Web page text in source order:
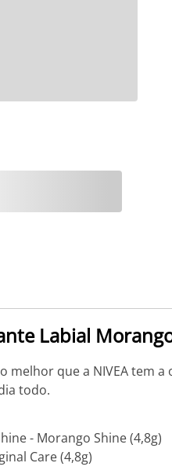
Labial
melhor que a NIVEA tem
todo.
- Morango Shine (4,8g)
Care (4,8g)